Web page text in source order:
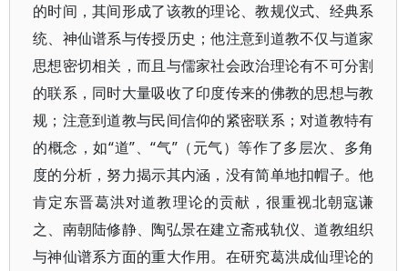
的时间，其间形成了该教的理论、教规仪式、经典系
统、神仙谱系与传授历史；他注意到道教不仅与道家
思想密切相关，而且与儒家社会政治理论有不可分割
的联系，同时大量吸收了印度传来的佛教的思想与教
规；注意到道教与民间信仰的紧密联系；对道教特有
的概念，如“道”、“气”（元气）等作了多层次、多角
度的分析，努力揭示其内涵，没有简单地扣帽子。他
肯定东晋葛洪对道教理论的贡献，很重视北朝寇谦
之、南朝陆修静、陶弘景在建立斋戒轨仪、道教组织
与神仙谱系方面的重大作用。在研究葛洪成仙理论的